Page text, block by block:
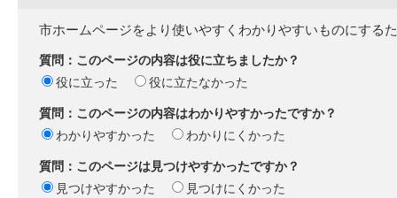
市ホームページをより使いやすくわかりやすいものにする
質問：このページの内容は役に立ちましたか？
役に立った
役に立たなかった
質問：このページの内容はわかりやすかったですか？
わかりやすかった
わかりにくかった
質問：このページは見つけやすかったですか？
見つけやすかった
見つけにくかった